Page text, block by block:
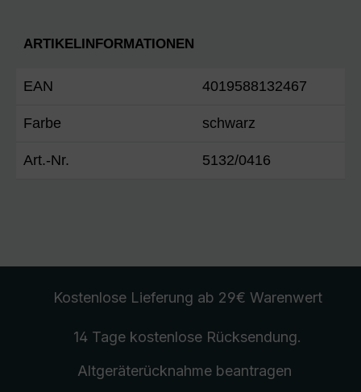
ARTIKELINFORMATIONEN
EAN 4019588132467
Farbe schwarz
Art.-Nr. 5132/0416
Kostenlose Lieferung ab 29€ Warenwert
14 Tage kostenlose Rücksendung.
Altgeräterücknahmebeantragen